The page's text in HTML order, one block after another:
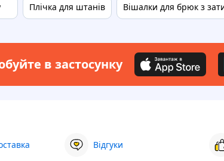
Плічка для штанів Вішалки для брюк з
в застосунку
Відгуки